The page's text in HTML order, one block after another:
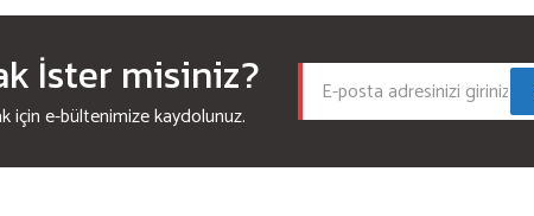
İster misiniz?
için e-bültenimize kaydolunuz.